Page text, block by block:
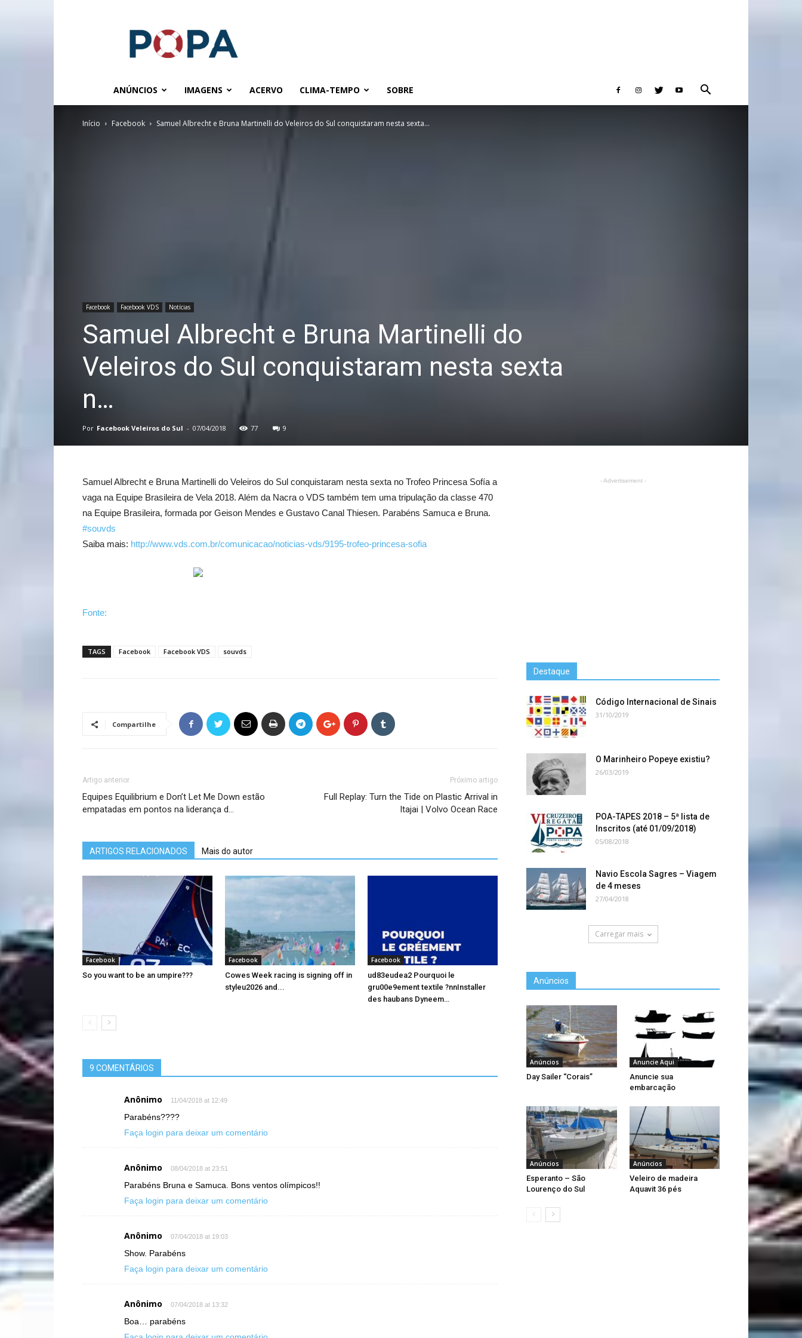
ANÚNCIOS IMAGENS ACERVO CLIMA-TEMPO SOBRE
Início Facebook Samuel Albrecht e Bruna Martinelli do Veleiros do Sul conquistaram nesta sexta...
Facebook Facebook VDS Notícias
Samuel Albrecht e Bruna Martinelli do
Veleiros do Sul conquistaram nesta sexta
n…
Por Facebook Veleiros do Sul - 07/04/2018 77 9
Samuel Albrecht e Bruna Martinelli do Veleiros do Sul conquistaram nesta sexta no Trofeo Princesa Sofía a
vaga na Equipe Brasileira de Vela 2018. Além da Nacra o VDS também tem uma tripulação da classe 470
na Equipe Brasileira, formada por Geison Mendes e Gustavo Canal Thiesen. Parabéns Samuca e Bruna.
#souvds
Saiba mais: http://www.vds.com.br/comunicacao/noticias-vds/9195-trofeo-princesa-sofia
Fonte:
TAGS Facebook Facebook VDS souvds
Compartilhe
Artigo anterior
Equipes Equilibrium e Don’t Let Me Down estão
empatadas em pontos na liderança d…
Próximo artigo
Full Replay: Turn the Tide on Plastic Arrival in
Itajai | Volvo Ocean Race
ARTIGOS RELACIONADOS Mais do autor
Facebook
So you want to be an umpire???
Facebook
Cowes Week racing is signing off in
styleu2026 and...
Facebook
ud83eudea2 Pourquoi le
gru00e9ement textile ?nnInstaller
des haubans Dyneem…
9 COMENTÁRIOS
Anônimo 11/04/2018 at 12:49
Parabéns????
Faça login para deixar um comentário
Anônimo 08/04/2018 at 23:51
Parabéns Bruna e Samuca. Bons ventos olímpicos!!
Faça login para deixar um comentário
Anônimo 07/04/2018 at 19:03
Show. Parabéns
Faça login para deixar um comentário
Anônimo 07/04/2018 at 13:32
Boa… parabéns
- Advertisement -
Destaque
Código Internacional de Sinais
31/10/2019
O Marinheiro Popeye existiu?
26/03/2019
POA-TAPES 2018 – 5ª lista de
Inscritos (até 01/09/2018)
05/08/2018
Navio Escola Sagres – Viagem
de 4 meses
27/04/2018
Carregar mais
Anúncios
Anúncios
Day Sailer “Corais”
Anuncie Aqui
Anuncie sua
embarcação
Anúncios
Esperanto – São
Lourenço do Sul
Anúncios
Veleiro de madeira
Aquavit 36 pés